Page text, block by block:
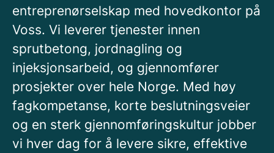
entreprenørselskap med hovedkontor på
Voss. Vi leverer tjenester innen
sprutbetong, jordnagling og
injeksjonsarbeid, og gjennomfører
prosjekter over hele Norge. Med høy
fagkompetanse, korte beslutningsveier
og en sterk gjennomføringskultur jobber
vi hver dag for å levere sikre, effektive